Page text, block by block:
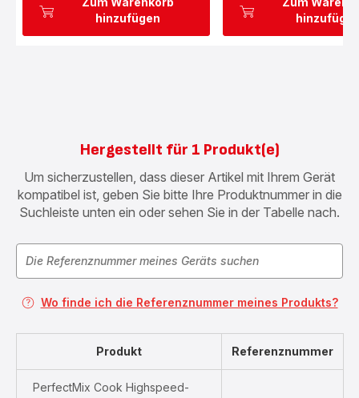
hinzufügen
Hergestellt für 1 Produkt(e)
Um sicherzustellen, dass dieser Artikel mit Ihrem Gerät
kompatibel ist, geben Sie bitte Ihre Produktnummer in die
Suchleiste unten ein oder sehen Sie in der Tabelle nach.
Wo finde ich die Referenznummer meines Produkts?
Produkt Referenznummer
PerfectMix Cook Highspeed-